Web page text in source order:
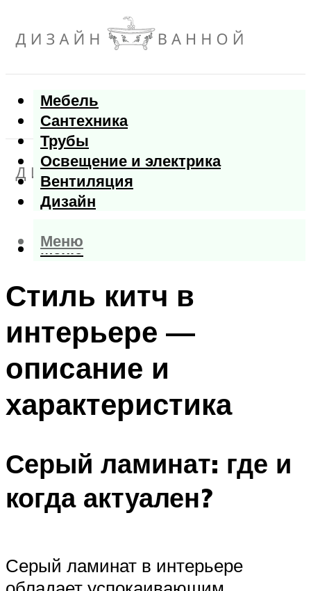
Мебель
Сантехника
Трубы
Освещение и электрика
Вентиляция
Дизайн
Меню
Меню
Стиль китч в
интерьере —
описание и
характеристика
Серый ламинат: где и
когда актуален?
Серый ламинат в интерьере